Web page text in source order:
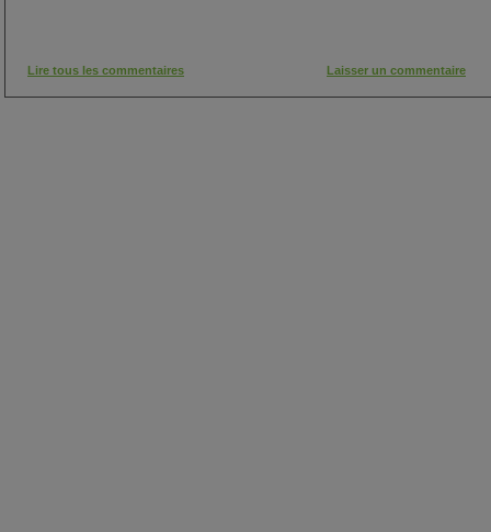
Lire tous les commentaires Laisser un commentaire